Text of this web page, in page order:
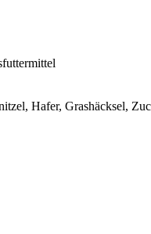
Hafer, Grashäcksel,